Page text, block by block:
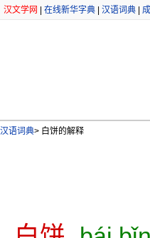
汉文学网 在线新华字典 汉语词典
汉语词典> 白饼的解释